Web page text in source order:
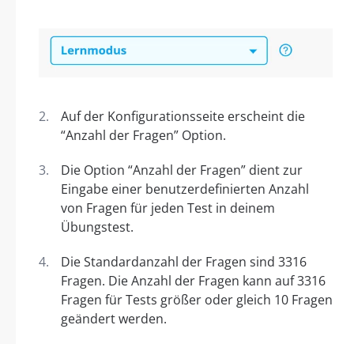
Auf der Konfigurationsseite erscheint die
“Anzahl der Fragen” Option.
Die Option “Anzahl der Fragen” dient zur
Eingabe einer benutzerdefinierten Anzahl
von Fragen für jeden Test in deinem
Übungstest.
Die Standardanzahl der Fragen sind 3316
Fragen. Die Anzahl der Fragen kann auf 3316
Fragen für Tests größer oder gleich 10 Fragen
geändert werden.